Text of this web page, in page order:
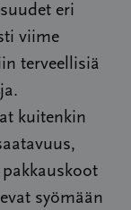
eri
viime
terveellisiä
kuitenkin
syömään